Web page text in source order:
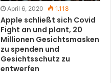
April 6, 2020 1.118
Apple schließt sich Covid
Fight an und plant, 20
Millionen Gesichtsmasken
zu spenden und
Gesichtsschutz zu
entwerfen